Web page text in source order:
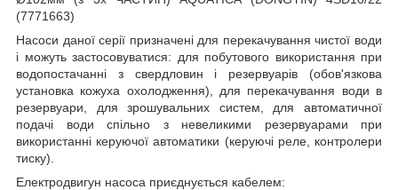
(7771663)
Насоси даної серії призначені для перекачування чистої води
і можуть застосовуватися: для побутового використання при
водопостачанні з свердловин і резервуарів (обов'язкова
установка кожуха охолодження), для перекачування води в
резервуари, для зрошувальних систем, для автоматичної
подачі води спільно з невеликими резервуарами при
використанні керуючої автоматики (керуючі реле, контролери
тиску).
Електродвигун насоса приєднується кабелем: